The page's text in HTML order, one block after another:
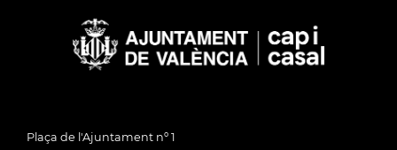
Plaça de l'Ajuntament nº 1